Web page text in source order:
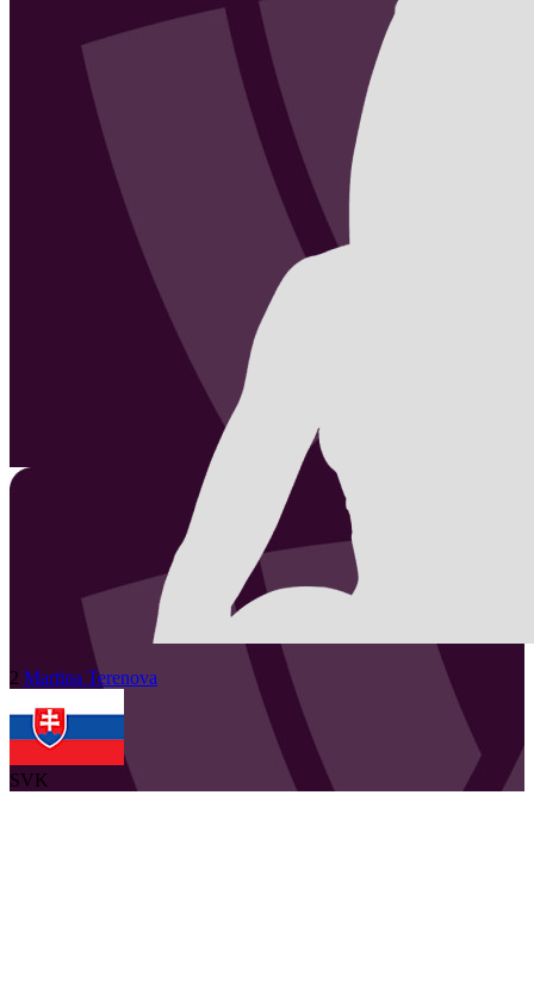
2 Martina Terenova
SVK